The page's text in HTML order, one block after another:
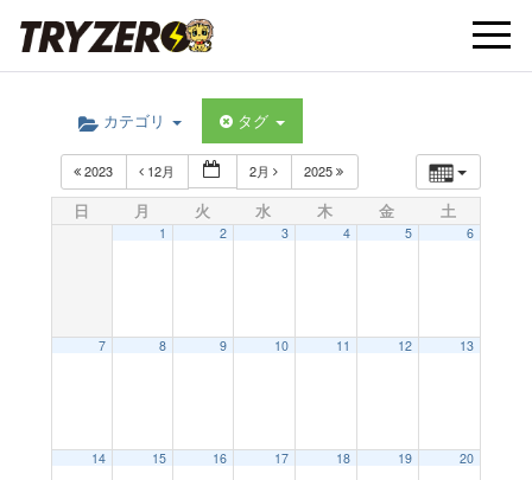
t
カテゴリ タグ
2023 12月 2月 2025
日 月 火 水 木 金 土
1 2 3 4 5 6
7 8 9 10 11 12 13
14 15 16 17 18 19 20